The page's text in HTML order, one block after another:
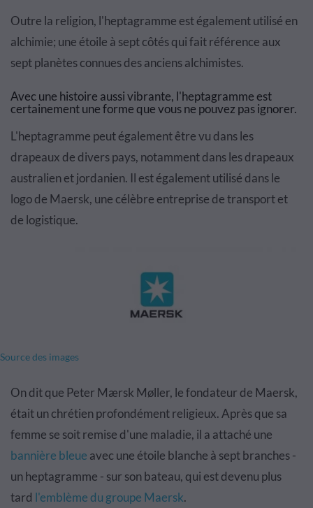
Outre la religion, l'heptagramme est également utilisé en
alchimie; une étoile à sept côtés qui fait référence aux
sept planètes connues des anciens alchimistes.
Avec une histoire aussi vibrante, l'heptagramme est
certainement une forme que vous ne pouvez pas ignorer.
L'heptagramme peut également être vu dans les
drapeaux de divers pays, notamment dans les drapeaux
australien et jordanien. Il est également utilisé dans le
logo de Maersk, une célèbre entreprise de transport et
de logistique.
Source des images
On dit que Peter Mærsk Møller, le fondateur de Maersk,
était un chrétien profondément religieux. Après que sa
femme se soit remise d'une maladie, il a attaché une
bannière bleue avec une étoile blanche à sept branches -
un heptagramme - sur son bateau, qui est devenu plus
tard l'emblème du groupe Maersk.